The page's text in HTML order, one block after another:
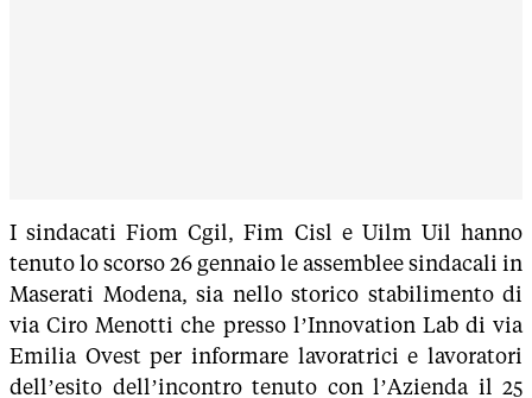
I sindacati Fiom Cgil, Fim Cisl e Uilm Uil hanno
tenuto lo scorso 26 gennaio le assemblee sindacali in
Maserati Modena, sia nello storico stabilimento di
via Ciro Menotti che presso l’Innovation Lab di via
Emilia Ovest per informare lavoratrici e lavoratori
dell’esito dell’incontro tenuto con l’Azienda il 25